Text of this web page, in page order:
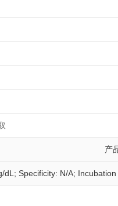
Standards
AbD Serotec
产
dL; Specificity: N/A;